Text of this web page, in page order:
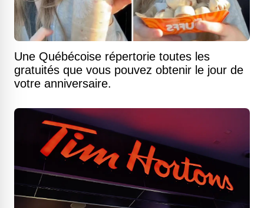
Une Québécoise répertorie toutes les
gratuités que vous pouvez obtenir le jour de
votre anniversaire.